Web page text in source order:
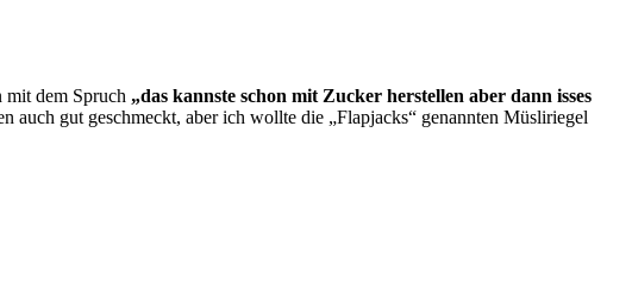
dem Spruch „das kannste schon mit Zucker herstellen aber dann isses
auch gut geschmeckt, aber ich wollte die „Flapjacks“ genannten Müsliriegel